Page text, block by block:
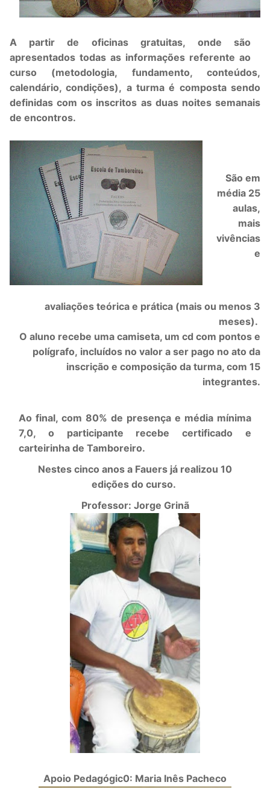
A partir de oficinas gratuitas, onde são
apresentados todas as informações referente ao
curso (metodologia, fundamento, conteúdos,
calendário, condições), a turma é composta sendo
definidas com os inscritos as duas noites semanais
de encontros.
São em
média 25
aulas,
mais
vivências
e
avaliações teórica e prática (mais ou menos 3
meses).
O aluno recebe uma camiseta, um cd com pontos e
polígrafo, incluídos no valor a ser pago no ato da
inscrição e composição da turma, com 15
integrantes.
Ao final, com 80% de presença e média mínima
7,0, o participante recebe certificado e
carteirinha de Tamboreiro.
Nestes cinco anos a Fauers já realizou 10
edições do curso.
Professor: Jorge Grinã
Apoio Pedagógic0: Maria Inês Pacheco